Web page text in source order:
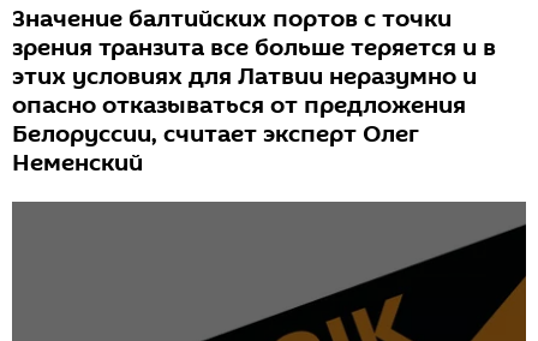
Значение балтийских портов с точки
зрения транзита все больше теряется и в
этих условиях для Латвии неразумно и
опасно отказываться от предложения
Белоруссии, считает эксперт Олег
Неменский